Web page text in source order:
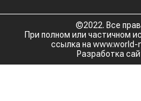
©2022. Все
При полном или частичном
ссылка на www.world-
Разработка